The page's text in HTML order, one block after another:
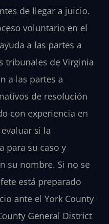
de llegar a juicio.
voluntario en el
a las partes a
tribunales de Virginia
a las partes a
de resolución
con experiencia en
si la
para su caso y
su nombre. Si no se
está preparado
ante el York County
General District